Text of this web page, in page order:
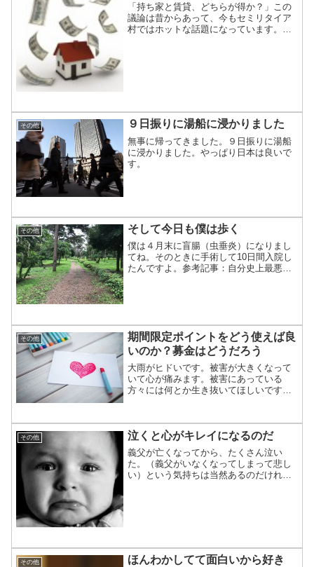
「持ち家と賃貸、どちらが得か？」この
議論は昔からあって、今もセミリタイア
村ではホットな話題になっています。僕
その他 ９日振りに湯船に浸かりました
無事に帰ってきました。９日振りに湯船
に浸かりました。やっぱり日本は良いで
す。
その他 そして今日も僕は歩く
僕は４月末に盲腸（虫垂炎）になりまし
てね。そのときに手術して10日間入院し
たんですよ。参考記事：自分史上最悪な
その他
期間限定ポイントをどう使えば良
いのか？募金はどうだろう
大雨がヒドいです。被害が大きくなって
いて心が痛みます。被害にあっている
方々には何とか生き抜いてほしいです。■
こうすればいいんだそうだ、募金すれば
いいんだ！■「期間限定ポイ...
その他 泣くと心がキレイになるのだ
義父が亡くなってから、たくさん泣い
た。（義父がいなくなってしまって悲し
い）という気持ちは当然あるのだけれ
その他
ほんわかしてて面白いから好き